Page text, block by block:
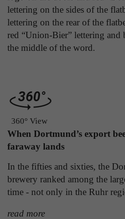
lettering on the sides of the
lettering on the rear of the
red “Union-Bier” lettering
the middle of the word.
360° View
When Dortmund’s export
faraway lands
In the fifties and sixties, the
brewery ranked among the
time - not only in the Ruhr
read more
die Benutzer-ID als
"hash-Wert") zum
Datenbankeintrag des
Anbieter
Laufzeit
Zweck
PHPs Standard
Administratoren
Name be_typo_user
Anbieter
Laufzeit 1 Tag
Zweck Aktiviert die Anzeige
Laufzeit
Zweck
dieser ID kann Google
wiederkehrende User
Besuchen
Name